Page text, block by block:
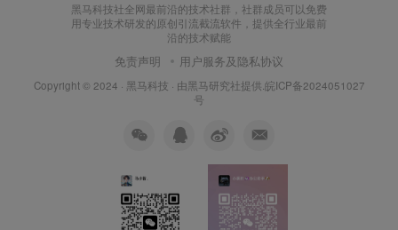
黑马科技社全网最前沿的技术社群，社群成员可以免费
用专业技术研发的原创引流截流软件，提供全行业最前
沿的技术赋能
免责声明 用户服务及隐私协议
Copyright © 2024 · 黑马科技 · 由黑马研究社提供.皖ICP备2024051027
号